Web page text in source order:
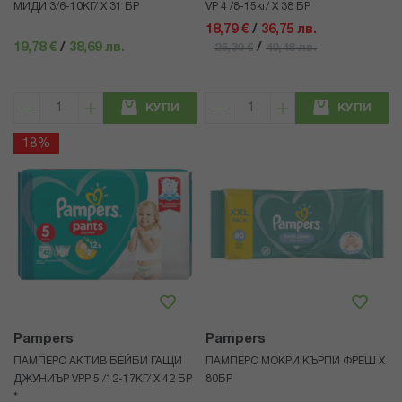
МИДИ 3/6-10КГ/ Х 31 БР
19,78 € / 38,69 лв.
КУПИ
VP 4 /8-15кг/ Х 38 БР
18,79 € / 36,75 лв.
25,30 € / 49,48 лв.
КУПИ
18%
Pampers
ПАМПЕРС АКТИВ БЕЙБИ ГАЩИ
ДЖУНИЪР VPP 5 /12-17КГ/ Х 42 БР
*
Pampers
ПАМПЕРС МОКРИ КЪРПИ ФРЕШ Х
80БР